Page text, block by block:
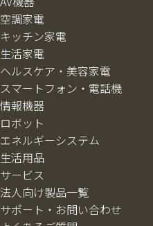
空調家電
キッチン家電
生活家電
ヘルスケア・美容家電
スマートフォン・電話機
情報機器
ロボット
エネルギーシステム
生活用品
サービス
法人向け製品一覧
サポート・お問い合わせ